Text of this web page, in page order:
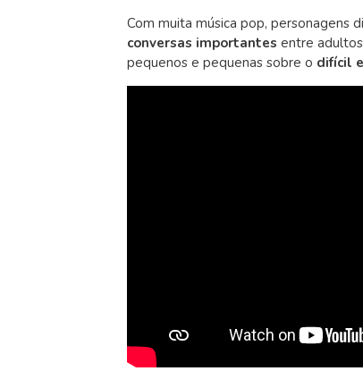
Com muita música pop, personagens
conversas importantes entre
pequenos e pequenas sobre o difícil